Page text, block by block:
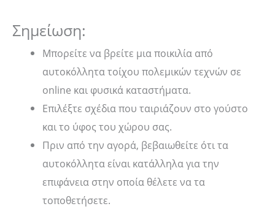
Σημείωση:
Μπορείτε να βρείτε μια ποικιλία από
αυτοκόλλητα τοίχου πολεμικών τεχνών σε
online και φυσικά καταστήματα.
Επιλέξτε σχέδια που ταιριάζουν στο γούστο
και το ύφος του χώρου σας.
Πριν από την αγορά, βεβαιωθείτε ότι τα
αυτοκόλλητα είναι κατάλληλα για την
επιφάνεια στην οποία θέλετε να τα
τοποθετήσετε.